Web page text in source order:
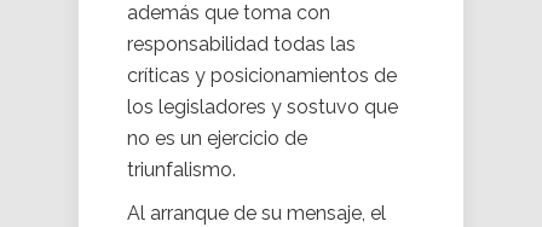
además que toma con
responsabilidad todas las
críticas y posicionamientos de
los legisladores y sostuvo que
no es un ejercicio de
triunfalismo.
Al arranque de su mensaje, el